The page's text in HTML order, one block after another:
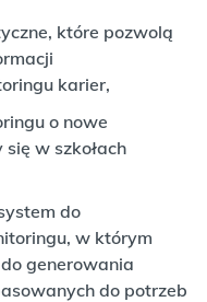
które pozwolą
karier,
o nowe
w szkołach
do
w którym
generowania
do potrzeb